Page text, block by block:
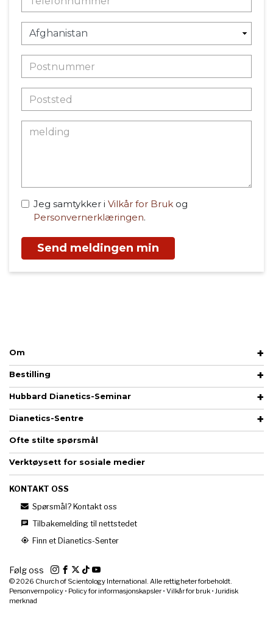
Jeg samtykker i Vilkår for Bruk og
Personvernerklæringen.
Send meldingen min
Om
Bestilling
Hubbard Dianetics-Seminar
Dianetics-Sentre
Ofte stilte spørsmål
Verktøysett for sosiale medier
KONTAKT OSS
Spørsmål? Kontakt oss
Tilbakemelding til nettstedet
Finn et Dianetics-Senter
Følg oss
© 2026 Church of Scientology International. Alle rettigheter forbeholdt.
Personvernpolicy • Policy for informasjonskapsler• Vilkår for bruk • Juridisk
merknad